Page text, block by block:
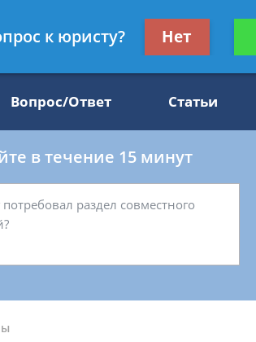
Получите
Вопрос/Ответ Статьи
в течение 15 минут
к юристу? Нет